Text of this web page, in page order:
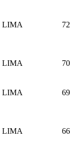
LIMA
LIMA
LIMA
LIMA